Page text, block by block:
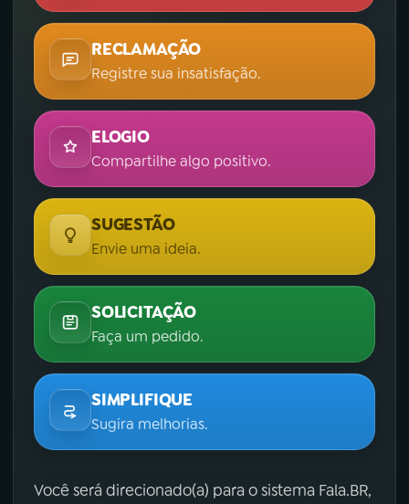
RECLAMAÇÃO
Registre sua insatisfação.
ELOGIO
Compartilhe algo positivo.
SUGESTÃO
Envie uma ideia.
SOLICITAÇÃO
Faça um pedido.
SIMPLIFIQUE
Sugira melhorias.
Você será direcionado(a) para o sistema Fala.BR,